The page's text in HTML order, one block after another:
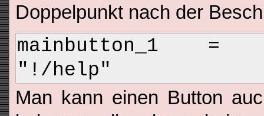
Doppelpunkt nach der
mainbutton_1 =
"!/help"
Man kann einen Button